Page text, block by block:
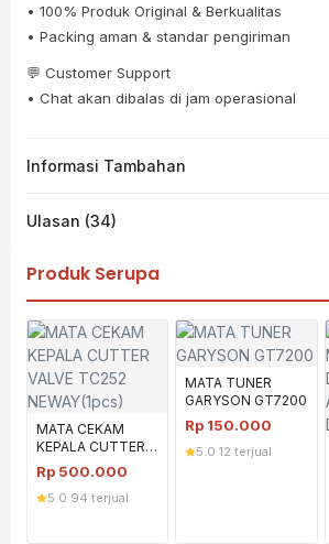
• 100% Produk Original & Berkualitas
• Packing aman & standar pengiriman
💬 Customer Support
• Chat akan dibalas di jam operasional
Informasi Tambahan
Ulasan (34)
Produk Serupa
MATA CEKAM
KEPALA CUTTER
VALVE TC252
NEWAY(1pcs)
Rp 500.000
5.0 94 terjual
MATA TUNER
GARYSON GT7200
Rp 150.000
5.0 ·12 terjual